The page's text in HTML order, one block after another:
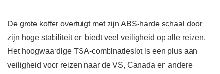
De grote koffer overtuigt met zijn ABS-harde schaal door
zijn hoge stabiliteit en biedt veel veiligheid op alle reizen.
Het hoogwaardige TSA-combinatieslot is een plus aan
veiligheid voor reizen naar de VS, Canada en andere